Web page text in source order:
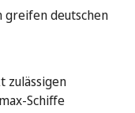
greifen deutschen
zulässigen
Schiffe